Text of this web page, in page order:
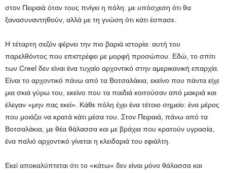
στον Πειραιά όταν τους πνίγει η πόλη: με υπόσχεση ότι θα
ξανασυναντηθούν, αλλά με τη γνώση ότι κάτι έσπασε.
Η τέταρτη σεζόν φέρνει την πιο βαριά ιστορία: αυτή του
παρελθόντος που επιστρέφει με μορφή προσώπου. Εδώ, το σπίτι
των Creel δεν είναι ένα τυχαίο αρχοντικό στην αμερικανική επαρχία.
Είναι το αρχοντικό πάνω από τα Βοτσαλάκια, εκείνο που πάντα είχε
μια σκιά γύρω του, εκείνο που τα παιδιά κοιτούσαν από μακριά και
έλεγαν «μην πας εκεί». Κάθε πόλη έχει ένα τέτοιο σημείο: ένα μέρος
που μοιάζει να κρατά κάτι μέσα του. Στον Πειραιά, πάνω από τα
Βοτσαλάκια, με θέα θάλασσα και με βράχια που κρατούν υγρασία,
ένα παλιό αρχοντικό γίνεται η κλειδαριά του εφιάλτη.
Εκεί αποκαλύπτεται ότι το «κάτω» δεν είναι μόνο θάλασσα και